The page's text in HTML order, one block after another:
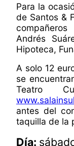
Para la
de Santos &
Andrés
Hipoteca,
A solo 12
se
Teatro
antes del
taquilla de la
Día: